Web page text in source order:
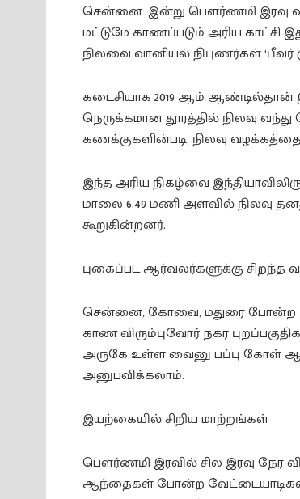
சென்னை: இன்று பௌர்ணமி இரவு
மட்டுமே காணப்படும் அரிய காட்சி
நிலவை வானியல் நிபுணர்கள்
கடைசியாக 2019 ஆம் ஆண்டில்தான்
நெருக்கமான தூரத்தில் நிலவு
கணக்குகளின்படி, நிலவு வழக்கத்தை
இந்த அரிய நிகழ்வை
மாலை 6.49 மணி அளவில் நிலவு
கூறுகின்றனர்.
புகைப்பட ஆர்வலர்களுக்கு சிறந்த
சென்னை, கோவை, மதுரை போன்ற
காண விரும்புவோர் நகர
அருகே உள்ள வைனு பப்பு கோள்
அனுபவிக்கலாம்.
இயற்கையில் சிறிய மாற்றங்கள்
பௌர்ணமி இரவில் சில இரவு நேர
ஆந்தைகள் போன்ற வேட்டையாடிகள்